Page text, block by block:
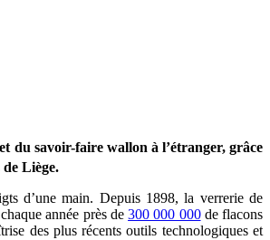
du savoir-faire wallon à l’étranger, grâce
de Liège.
d’une main. Depuis 1898, la verrerie de
année près de300 000 000de flacons
des plus récents outils technologiques et